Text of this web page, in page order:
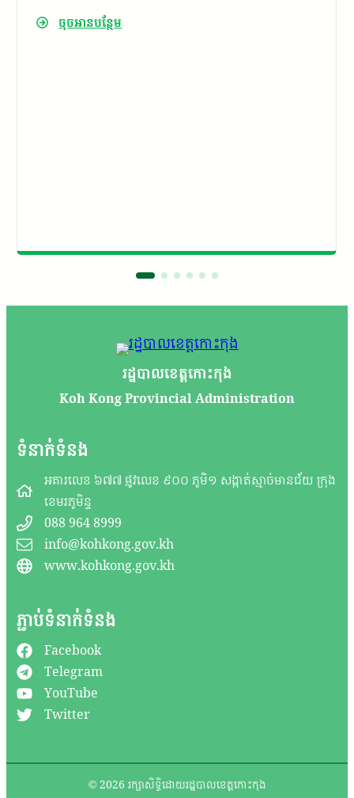
ប្រឹក្សារាជរដ្ឋាភិបាលកម្ពុជា
ចុចអានបន្ថែម
រដ្ឋបាលខេត្តកោះកុង
Koh Kong Provincial Administration
ទំនាក់ទំនង
អគារលេខ ៦៧៧ ផ្លូវលេខ ៩០០ ភូមិ១ សង្កាត់ស្មាច់មានជ័យ ក្រុង
ខេមរភូមិន្ទ
088 964 8999
info@kohkong.gov.kh
www.kohkong.gov.kh
ភ្ជាប់ទំនាក់ទំនង
Facebook
Telegram
YouTube
Twitter
© 2026 រក្សាសិទ្ធិដោយរដ្ឋបាលខេត្តកោះកុង